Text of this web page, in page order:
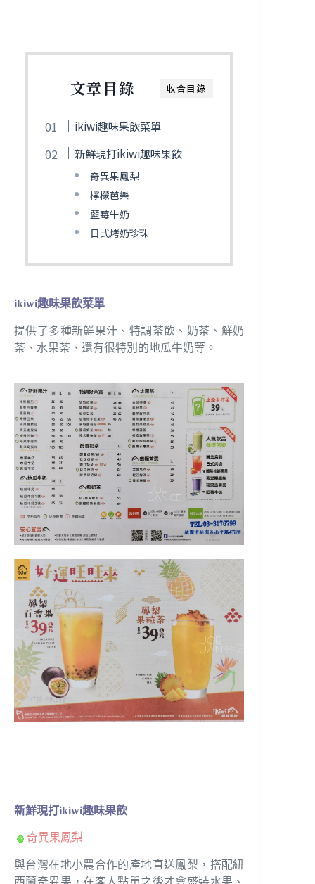
收合目錄
文章目錄
ikiwi趣味果飲菜單
新鮮現打ikiwi趣味果飲
奇異果鳳梨
檸檬芭樂
藍莓牛奶
日式烤奶珍珠
ikiwi趣味果飲菜單
提供了多種新鮮果汁、特調茶飲、奶茶、鮮奶
茶、水果茶、還有很特別的地瓜牛奶等。
新鮮現打ikiwi趣味果飲
奇異果鳳梨
與台灣在地小農合作的產地直送鳳梨，搭配紐